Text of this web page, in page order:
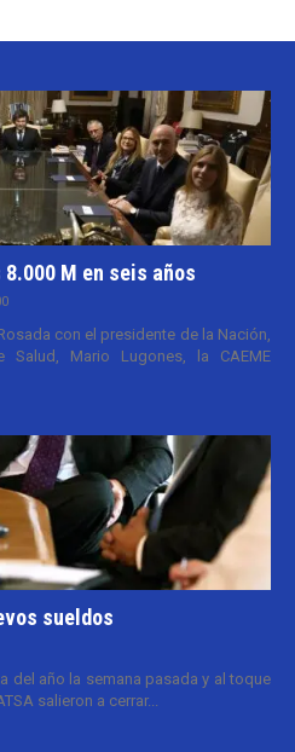
M en seis años
con el presidente de la Nación,
Mario Lugones, la CAEME
sueldos
del año la semana pasada y al toque
salieron a cerrar...